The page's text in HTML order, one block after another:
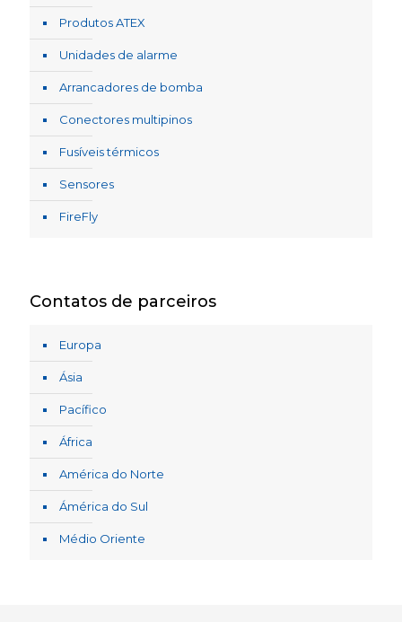
Produtos ATEX
Unidades de alarme
Arrancadores de bomba
Conectores multipinos
Fusíveis térmicos
Sensores
FireFly
Contatos de parceiros
Europa
Ásia
Pacífico
África
América do Norte
Ámérica do Sul
Médio Oriente